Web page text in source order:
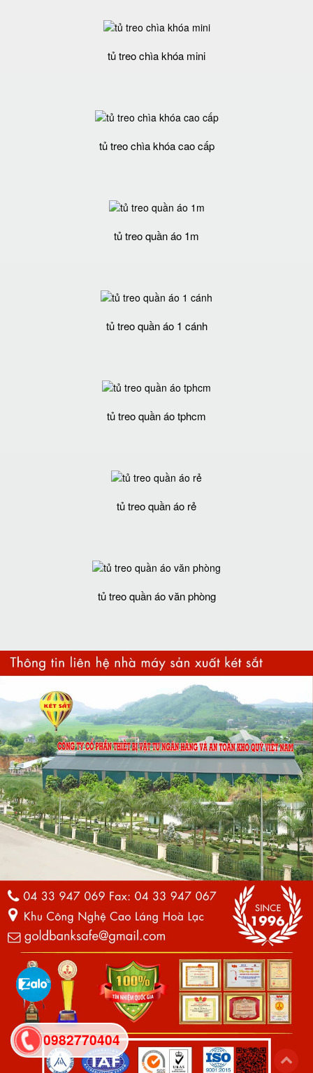
tủ treo chìa khóa mini
tủ treo chìa khóa cao cấp
tủ treo quần áo 1m
tủ treo quần áo 1 cánh
tủ treo quần áo tphcm
tủ treo quần áo rẻ
tủ treo quần áo văn phòng
0982770404